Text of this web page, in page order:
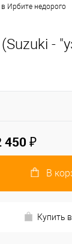
Ирбите недорого
-
450 ₽
В
Купить